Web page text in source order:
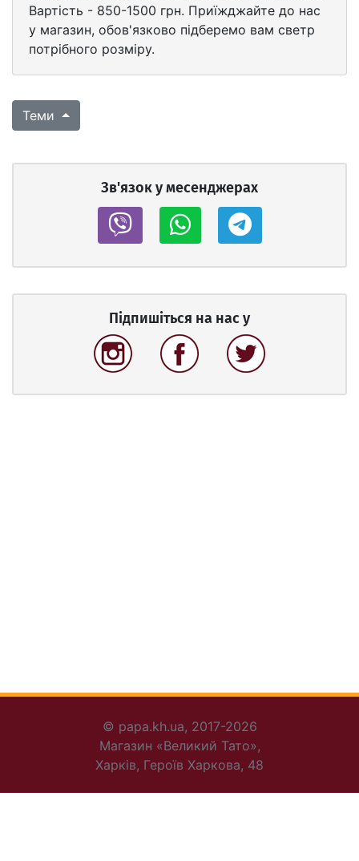
Вартість - 850-1500 грн. Приїжджайте до нас
у магазин, обов'язково підберемо вам светр
потрібного розміру.
Теми
Зв'язок у месенджерах
Підпишіться на нас у
© papa.kh.ua, 2017-2026
Магазин «Великий Тато»,
Харків, Героїв Харкова, 48